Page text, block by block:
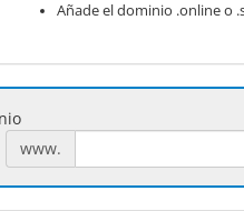
Añade el dominio .online o
www.